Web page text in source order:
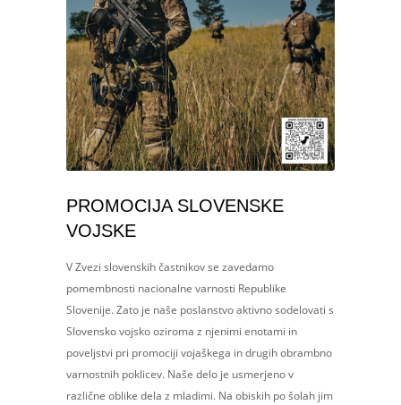
PROMOCIJA SLOVENSKE
VOJSKE
V Zvezi slovenskih častnikov se zavedamo
pomembnosti nacionalne varnosti Republike
Slovenije. Zato je naše poslanstvo aktivno sodelovati s
Slovensko vojsko oziroma z njenimi enotami in
poveljstvi pri promociji vojaškega in drugih obrambno
varnostnih poklicev. Naše delo je usmerjeno v
različne oblike dela z mladimi. Na obiskih po šolah jim